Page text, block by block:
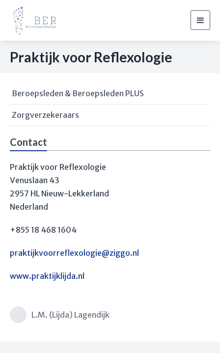
Praktijk voor Reflexologie
Beroepsleden & Beroepsleden PLUS
Zorgverzekeraars
Contact
Praktijk voor Reflexologie
Venuslaan 43
2957 HL Nieuw-Lekkerland
Nederland
+855 18 468 1604
praktijkvoorreflexologie@ziggo.nl
www.praktijklijda.nl
L.M. (Lijda) Lagendijk